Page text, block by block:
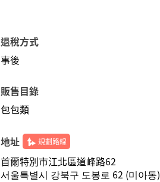
退稅方式
事後
販售目錄
包包類
地址 規劃路線
首爾特別市江北區道峰路62
서울특별시 강북구 도봉로 62 (미아동)